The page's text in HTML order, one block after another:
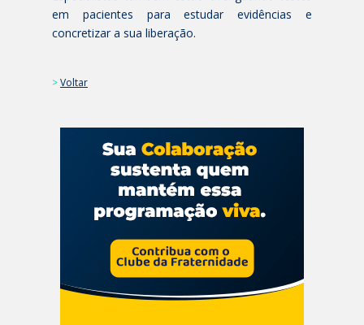
em pacientes para estudar evidências e
concretizar a sua liberação.
>Voltar